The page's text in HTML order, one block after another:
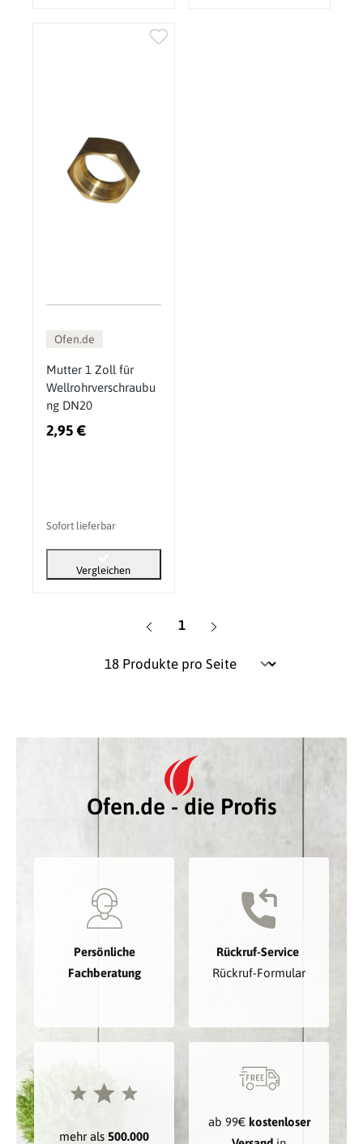
Ofen.de
Mutter 1 Zoll für
Wellrohrverschraubu
ng DN20
2,95 €
Sofort lieferbar
Vergleichen
Seite
1
Ofen.de - die Profis
Persönliche
Fachberatung
Rückruf-Service
Rückruf-Formular
mehr als 500.000
ab 99€ kostenloser